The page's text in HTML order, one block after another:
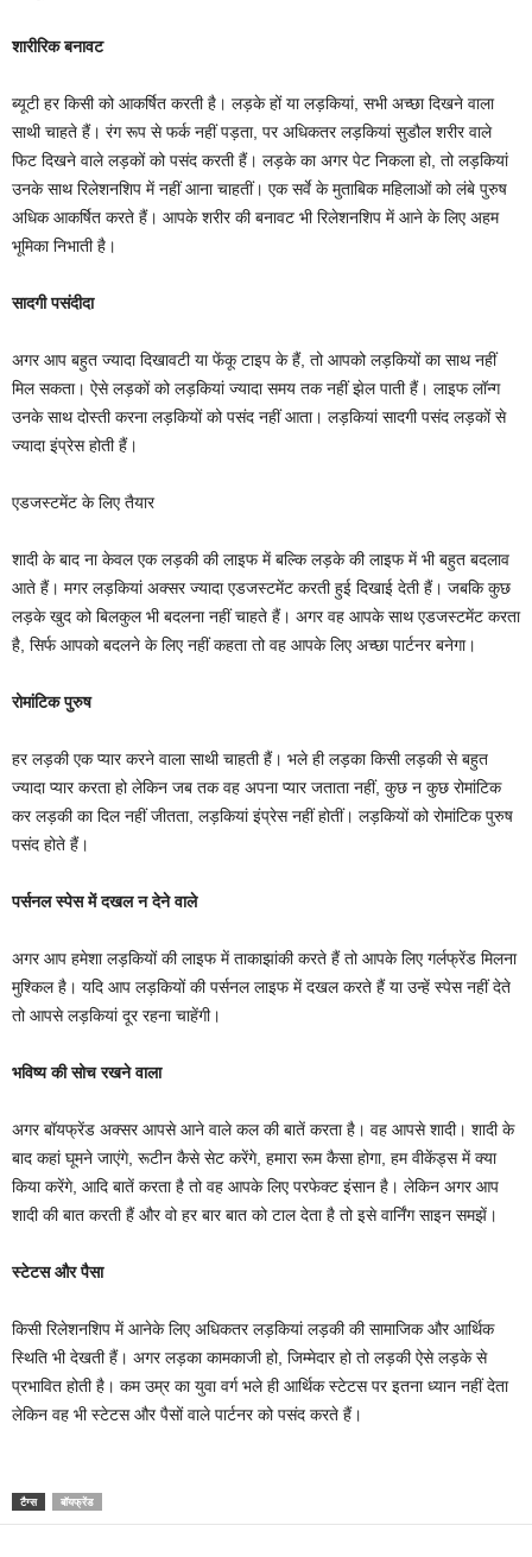
शारीरिक बनावट
ब्यूटी हर किसी को आकर्षित करती है। लड़के हों या लड़कियां, सभी अच्छा दिखने वाला
साथी चाहते हैं। रंग रूप से फर्क नहीं पड़ता, पर अधिकतर लड़कियां सुडौल शरीर वाले
फिट दिखने वाले लड़कों को पसंद करती हैं। लड़के का अगर पेट निकला हो, तो लड़कियां
उनके साथ रिलेशनशिप में नहीं आना चाहतीं। एक सर्वे के मुताबिक महिलाओं को लंबे पुरुष
अधिक आकर्षित करते हैं। आपके शरीर की बनावट भी रिलेशनशिप में आने के लिए अहम
भूमिका निभाती है।
सादगी पसंदीदा
अगर आप बहुत ज्यादा दिखावटी या फेंकू टाइप के हैं, तो आपको लड़कियों का साथ नहीं
मिल सकता। ऐसे लड़कों को लड़कियां ज्यादा समय तक नहीं झेल पाती हैं। लाइफ लॉन्ग
उनके साथ दोस्ती करना लड़कियों को पसंद नहीं आता। लड़कियां सादगी पसंद लड़कों से
ज्यादा इंप्रेस होती हैं।
एडजस्टमेंट के लिए तैयार
शादी के बाद ना केवल एक लड़की की लाइफ में बल्कि लड़के की लाइफ में भी बहुत बदलाव
आते हैं। मगर लड़कियां अक्सर ज्यादा एडजस्टमेंट करती हुई दिखाई देती हैं। जबकि कुछ
लड़के खुद को बिलकुल भी बदलना नहीं चाहते हैं। अगर वह आपके साथ एडजस्टमेंट करता
है, सिर्फ आपको बदलने के लिए नहीं कहता तो वह आपके लिए अच्छा पार्टनर बनेगा।
रोमांटिक पुरुष
हर लड़की एक प्यार करने वाला साथी चाहती हैं। भले ही लड़का किसी लड़की से बहुत
ज्यादा प्यार करता हो लेकिन जब तक वह अपना प्यार जताता नहीं, कुछ न कुछ रोमांटिक
कर लड़की का दिल नहीं जीतता, लड़कियां इंप्रेस नहीं होतीं। लड़कियों को रोमांटिक पुरुष
पसंद होते हैं।
पर्सनल स्पेस में दखल न देने वाले
अगर आप हमेशा लड़कियों की लाइफ में ताकाझांकी करते हैं तो आपके लिए गर्लफ्रेंड मिलना
मुश्किल है। यदि आप लड़कियों की पर्सनल लाइफ में दखल करते हैं या उन्हें स्पेस नहीं देते
तो आपसे लड़कियां दूर रहना चाहेंगी।
भविष्य की सोच रखने वाला
अगर बॉयफ्रेंड अक्सर आपसे आने वाले कल की बातें करता है। वह आपसे शादी। शादी के
बाद कहां घूमने जाएंगे, रूटीन कैसे सेट करेंगे, हमारा रूम कैसा होगा, हम वीकेंड्स में क्या
किया करेंगे, आदि बातें करता है तो वह आपके लिए परफेक्ट इंसान है। लेकिन अगर आप
शादी की बात करती हैं और वो हर बार बात को टाल देता है तो इसे वार्निंग साइन समझें।
स्टेटस और पैसा
किसी रिलेशनशिप में आनेके लिए अधिकतर लड़कियां लड़की की सामाजिक और आर्थिक
स्थिति भी देखती हैं। अगर लड़का कामकाजी हो, जिम्मेदार हो तो लड़की ऐसे लड़के से
प्रभावित होती है। कम उम्र का युवा वर्ग भले ही आर्थिक स्टेटस पर इतना ध्यान नहीं देता
लेकिन वह भी स्टेटस और पैसों वाले पार्टनर को पसंद करते हैं।
टैग्स बॉयफ्रेंड